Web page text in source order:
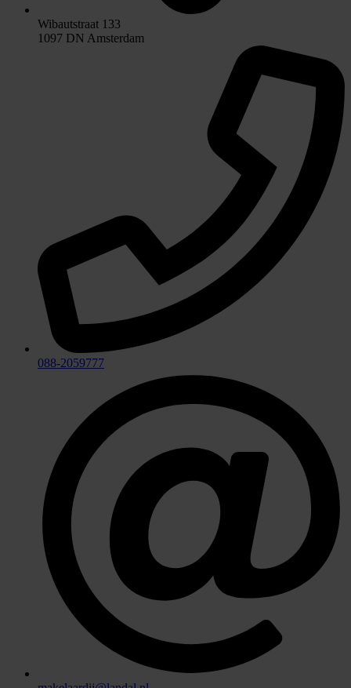
Wibautstraat 133
1097 DN Amsterdam
088-2059777